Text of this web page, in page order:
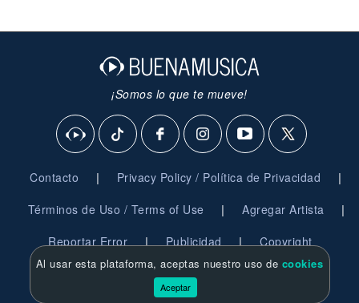
¡Somos lo que te mueve!
Contacto | Privacy Policy / Política de Privacidad |
Términos de Uso / Terms of Use | Agregar Artista |
Reportar Error | Publicidad | Copyright
© 2026 BuenaMusica.com - Derechos Reservados
Al usar esta plataforma, aceptas nuestro uso de cookies
Aceptar